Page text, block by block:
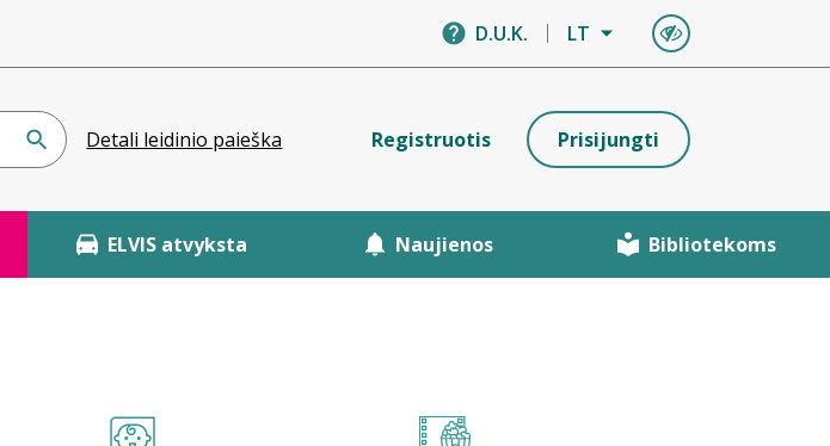
D.U.K. LT
Detali leidinio paieška Registruotis Prisijungti
ELVIS atvyksta Naujienos Bibliotekoms